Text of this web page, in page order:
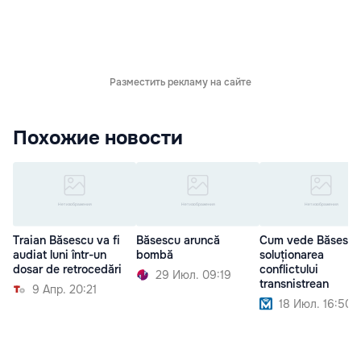
Разместить рекламу на сайте
Похожие новости
Traian Băsescu va fi
audiat luni într-un
dosar de retrocedări
9 Апр. 20:21
Băsescu aruncă
bombă
29 Июл. 09:19
Cum vede Băsescu
soluționarea
conflictului
transnistrean
18 Июл. 16:50